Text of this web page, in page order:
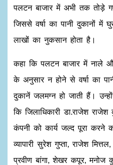
पलटन बाजार में अभी तक तोड़े
जिससे वर्षा का पानी दुकानों में
लाखों का नुकसान होता है।
कहा कि पलटन बाजार में नाले और
के अनुसार न होने से वर्षा का
दुकानें जलमग्न हो जाती हैं।
कि जिलाधिकारी डा.राजेश
कंपनी को कार्य जल्द पूरा करने
व्यापारी सुरेश गुप्ता, राजेश
प्रवीण बांगा, शेखर कपूर, मनोज